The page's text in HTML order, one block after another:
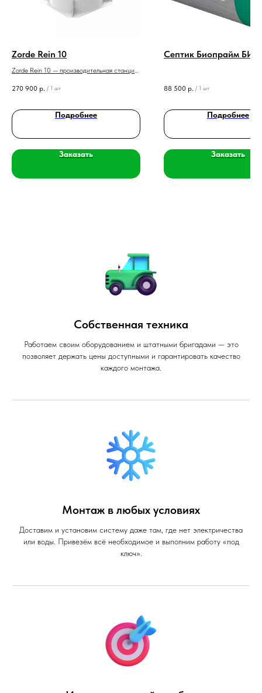
Zorde Rein 10
Zorde Rein 10 — производительная станция
переработкой 2,0 м³/сутки.
270 900 р. / 1 шт
Подробнее
Заказать
Септик Биопрайм
88 500 р. / 1 шт
Подробнее
Заказать
Собственная техника
Работаем своим оборудованием и штатными бригадами — это
позволяет держать цены доступными и гарантировать качество
каждого монтажа.
Монтаж в любых условиях
Доставим и установим систему даже там, где нет электричества
или воды. Привезём всё необходимое и выполним работу «под
ключ».